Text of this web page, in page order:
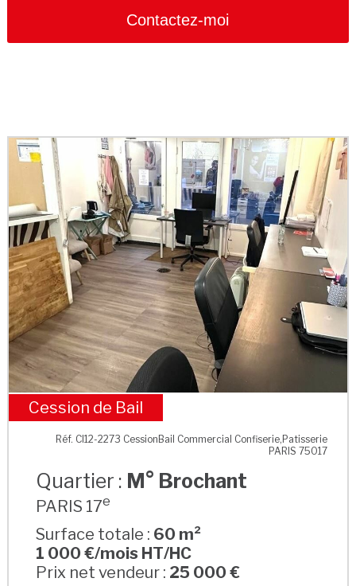
Contactez-moi
M° Brochant
Cession de Bail
Réf. CI12-2273 CessionBail Commercial Confiserie,Patisserie
PARIS 75017
Quartier : M° Brochant
PARIS 17e
Surface totale : 60 m²
1 000 €/mois HT/HC
Prix net vendeur : 25 000 €